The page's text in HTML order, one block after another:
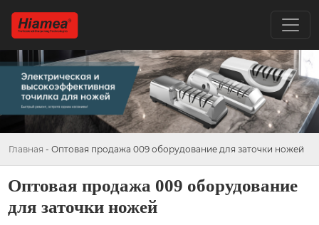
Главная - Оптовая продажа 009 оборудование для заточки ножей
Оптовая продажа 009 оборудование
для заточки ножей